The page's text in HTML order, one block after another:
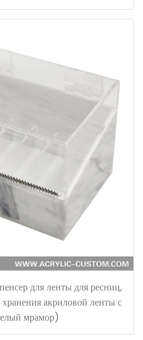
для ленты для ресниц,
акриловой ленты с
мрамор)